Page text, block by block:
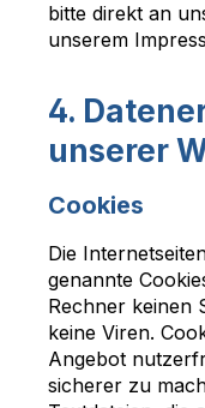
bitte direkt an
unserem
4.
unserer
Cookies
Die
genannte
Rechner keinen
keine Viren.
Angebot
sicherer zu